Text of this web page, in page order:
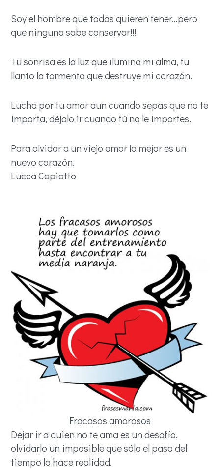
Soy el hombre que todas quieren tener…pero
que ninguna sabe conservar!!!
Tu sonrisa es la luz que ilumina mi alma, tu
llanto la tormenta que destruye mi corazón.
Lucha por tu amor aun cuando sepas que no te
importa, déjalo ir cuando tú no le importes.
Para olvidar a un viejo amor lo mejor es un
nuevo corazón.
Lucca Capiotto
Fracasos amorosos
Dejar ir a quien no te ama es un desafío,
olvidarlo un imposible que sólo el paso del
tiempo lo hace realidad.